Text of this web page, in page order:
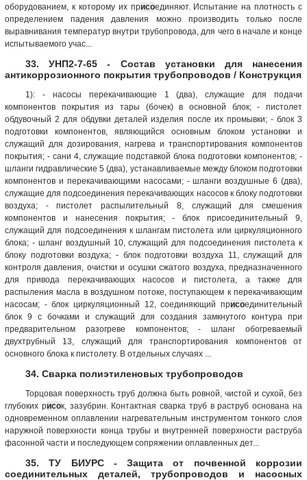
оборудованием, к которому их присоединяют. Испытание на плотность с
определением падения давления можно производить только после
выравнивания температур внутри трубопровода, для чего в начале и конце
испытываемого учас...
33. УНП2-7-65 - Состав установки для нанесения
антикоррозионного покрытия трубопроводов / Конструкция
1): - насосы перекачивающие 1 (два), служащие для подачи
компонентов покрытия из тары (бочек) в основной блок; - пистолет
обдувочный 2 для обдувки деталей изделия после их промывки; - блок 3
подготовки компонентов, являющийся основным блоком установки и
служащий для дозирования, нагрева и транспортирования компонентов
покрытия; - сани 4, служащие подставкой блока подготовки компонентов; -
шланги гидравлические 5 (два), устанавливаемые между блоком подготовки
компонентов и перекачивающими насосами; - шланги воздушные 6 (два),
служащие для подсоединения перекачивающих насосов к блоку подготовки
воздуха; - пистолет распылительный 8, служащий для смешения
компонентов и нанесения покрытия; - блок присоединительный 9,
служащий для подсоединения к шлангам пистолета или циркуляционного
блока; - шланг воздушный 10, служащий для подсоединения пистолета к
блоку подготовки воздуха; - блок подготовки воздуха 11, служащий для
контроля давления, очистки и осушки сжатого воздуха, предназначенного
для привода перекачивающих насосов и пистолета, а также для
распыления масла в воздушном потоке, поступающем к перекачивающим
насосам; - блок циркуляционный 12, соединяющий присоединительный
блок 9 с бочками и служащий для создания замкнутого контура при
предварительном разогреве компонентов; - шланг обогреваемый
двухтрубный 13, служащий для транспортирования компонентов от
основного блока к пистолету. В отдельных случаях ...
34. Сварка полиэтиленовых трубопроводов
Торцовая поверхность труб должна быть ровной, чистой и сухой, без
глубоких рисок, зазубрин. Контактная сварка труб в раструб основана на
одновременном оплавлении нагревательным инструментом тонкого слоя
наружной поверхности конца трубы и внутренней поверхности раструба
фасонной части и последующем сопряжении оплавленных дет...
35. ТУ БИУРС - Защита от почвенной коррозии
соединительных деталей, трубопроводов и насосных